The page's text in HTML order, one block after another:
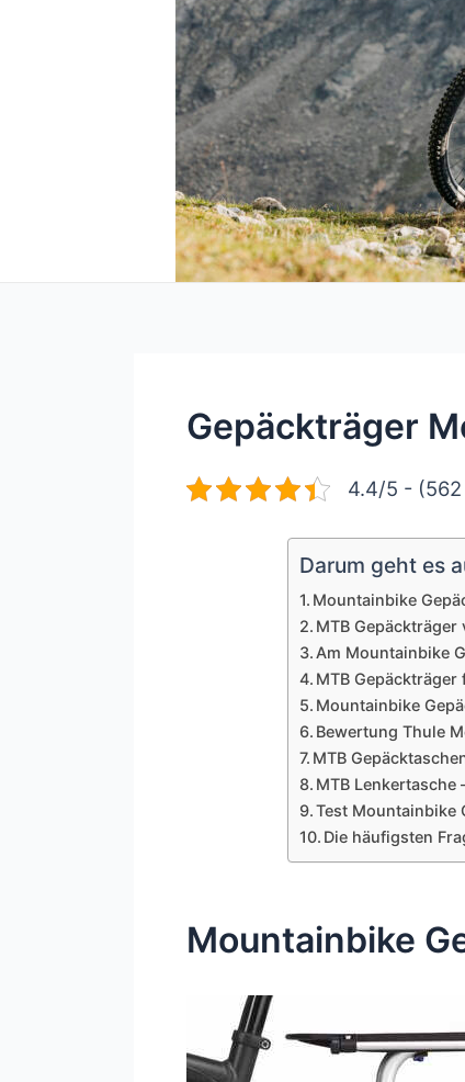
Gepäckträger
4.4/5 -
Darum geht es
Mountainbike
MTB
Am Mountainbike
MTB
Mountainbike
Bewertung Thule
MTB
MTB Lenkertasche
Test Mountainbike
Die häufigsten
Mountainbike